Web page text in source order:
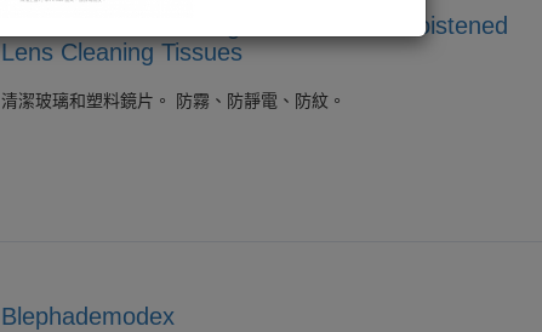
BAUSCH & LOMB Sight Savers Pre-Moistened
Lens Cleaning Tissues
清潔玻璃和塑料鏡片。 防霧、防靜電、防紋。
Blephademodex